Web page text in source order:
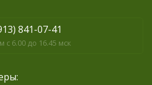
841-07-41
с 6.00 до 16.45 мск